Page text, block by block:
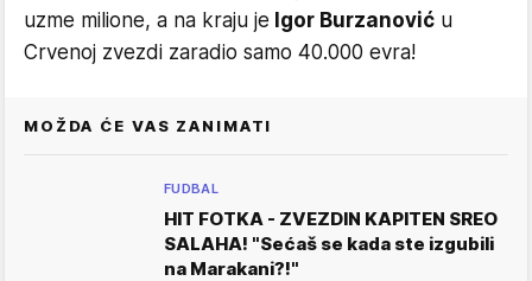
uzme milione, a na kraju je Igor Burzanović u
Crvenoj zvezdi zaradio samo 40.000 evra!
MOŽDA ĆE VAS ZANIMATI
FUDBAL
HIT FOTKA - ZVEZDIN KAPITEN SREO
SALAHA! "Sećaš se kada ste izgubili
na Marakani?!"